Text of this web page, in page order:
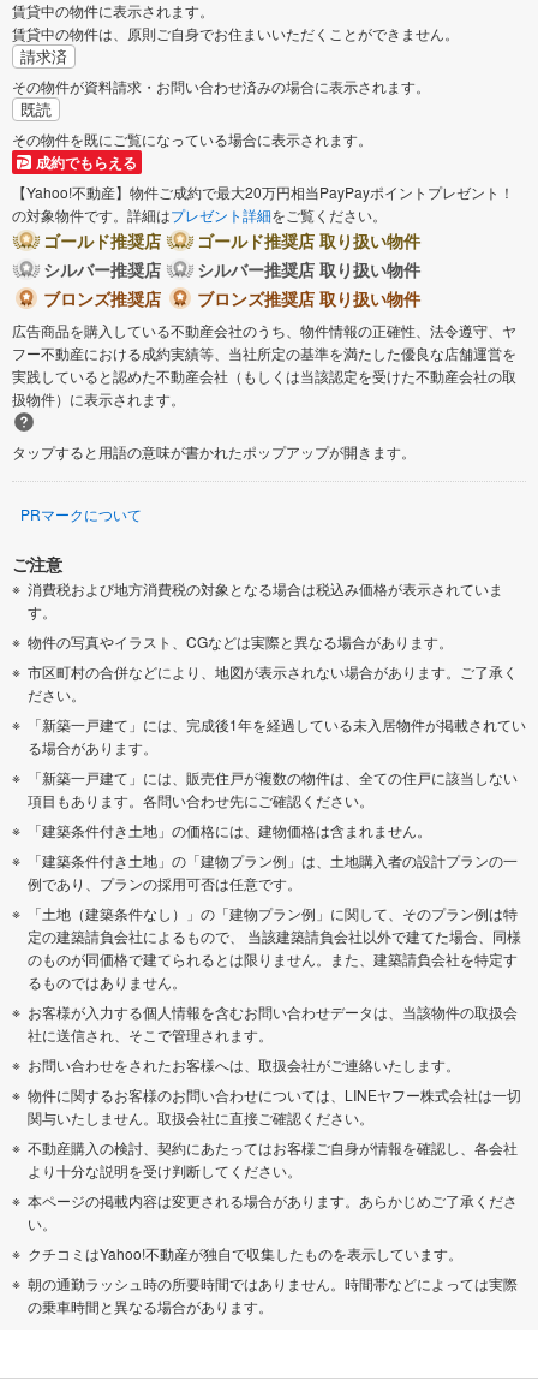
賃貸中の物件に表示されます。
賃貸中の物件は、原則ご自身でお住まいいただくことができません。
請求済
その物件が資料請求・お問い合わせ済みの場合に表示されます。
既読
その物件を既にご覧になっている場合に表示されます。
成約でもらえる
【Yahoo!不動産】物件ご成約で最大20万円相当PayPayポイントプレゼント！
の対象物件です。詳細はプレゼント詳細をご覧ください。
ゴールド推奨店
ゴールド推奨店 取り扱い物件
シルバー推奨店
シルバー推奨店 取り扱い物件
ブロンズ推奨店
ブロンズ推奨店 取り扱い物件
広告商品を購入している不動産会社のうち、物件情報の正確性、法令遵守、ヤ
フー不動産における成約実績等、当社所定の基準を満たした優良な店舗運営を
実践していると認めた不動産会社（もしくは当該認定を受けた不動産会社の取
扱物件）に表示されます。
タップすると用語の意味が書かれたポップアップが開きます。
PRマークについて
ご注意
消費税および地方消費税の対象となる場合は税込み価格が表示されていま
す。
物件の写真やイラスト、CGなどは実際と異なる場合があります。
市区町村の合併などにより、地図が表示されない場合があります。ご了承く
ださい。
「新築一戸建て」には、完成後1年を経過している未入居物件が掲載されてい
る場合があります。
「新築一戸建て」には、販売住戸が複数の物件は、全ての住戸に該当しない
項目もあります。各問い合わせ先にご確認ください。
「建築条件付き土地」の価格には、建物価格は含まれません。
「建築条件付き土地」の「建物プラン例」は、土地購入者の設計プランの一
例であり、プランの採用可否は任意です。
「土地（建築条件なし）」の「建物プラン例」に関して、そのプラン例は特
定の建築請負会社によるもので、 当該建築請負会社以外で建てた場合、同様
のものが同価格で建てられるとは限りません。また、建築請負会社を特定す
るものではありません。
お客様が入力する個人情報を含むお問い合わせデータは、当該物件の取扱会
社に送信され、そこで管理されます。
お問い合わせをされたお客様へは、取扱会社がご連絡いたします。
物件に関するお客様のお問い合わせについては、LINEヤフー株式会社は一切
関与いたしません。取扱会社に直接ご確認ください。
不動産購入の検討、契約にあたってはお客様ご自身が情報を確認し、各会社
より十分な説明を受け判断してください。
本ページの掲載内容は変更される場合があります。あらかじめご了承くださ
い。
クチコミはYahoo!不動産が独自で収集したものを表示しています。
朝の通勤ラッシュ時の所要時間ではありません。時間帯などによっては実際
の乗車時間と異なる場合があります。